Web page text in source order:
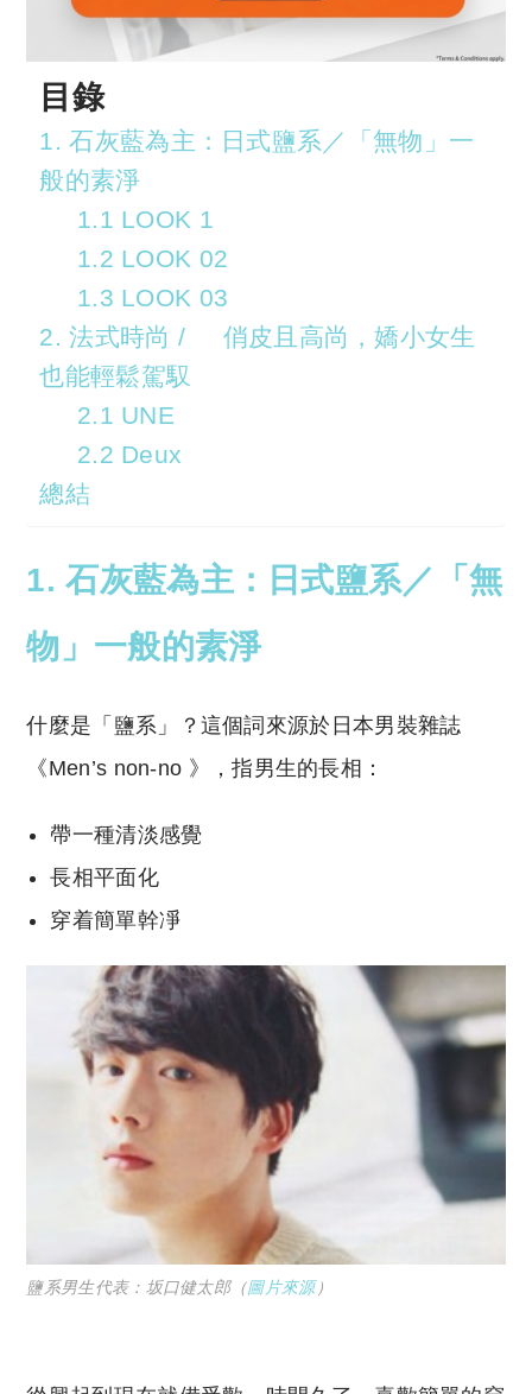
目錄
1. 石灰藍為主：日式鹽系／「無物」一
般的素淨
1.1 LOOK 1
1.2 LOOK 02
1.3 LOOK 03
2. 法式時尚 / 俏皮且高尚，嬌小女生
也能輕鬆駕馭
2.1 UNE
2.2 Deux
總結
1. 石灰藍為主：日式鹽系／「無
物」一般的素淨
什麼是「鹽系」？這個詞來源於日本男裝雜誌
《Men’s non-no 》，指男生的長相：
帶一種清淡感覺
長相平面化
穿着簡單幹凈
鹽系男生代表：坂口健太郎（圖片來源）